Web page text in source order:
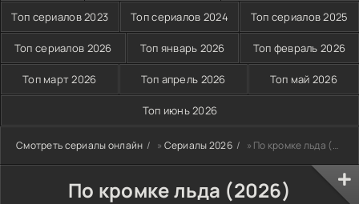
Топ сериалов 2023 Топ сериалов 2024 Топ сериалов 2025
Топ сериалов 2026 Топ январь 2026 Топ февраль 2026
Топ март 2026 Топ апрель 2026 Топ май 2026
Топ июнь 2026
Смотреть сериалы онлайн » Сериалы 2026 » По кромке льда (2026)
По кромке льда (2026)